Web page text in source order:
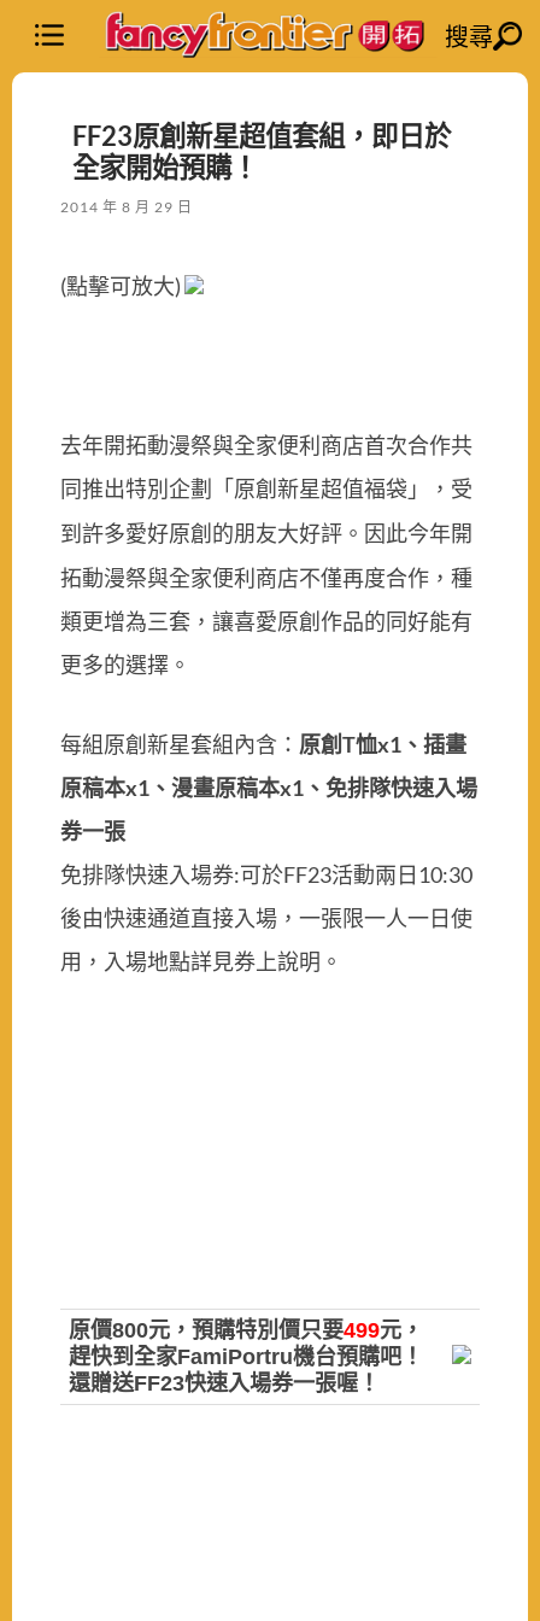
搜尋
FF23原創新星超值套組，即日於
全家開始預購！
2014 年 8 月 29 日
(點擊可放大)
去年開拓動漫祭與全家便利商店首次合作共
同推出特別企劃
「原創新星超值福袋」，受
到許多愛好原創的朋友大好評。因此今年開
拓動漫祭與全家便利商店不僅再度合作，種
類更增為三套，讓喜愛原創作品的同好能有
更多的選擇。
每組原創新星套組內含： 原創T恤x1、插畫
原稿本x1、漫畫原稿本x1、免排隊快速入場
券一張
免排隊快速入場券:可於FF23活動兩日10:30
後由快速通道直接入場，一張限一人一日使
用，入場地點詳見券上說明。
原價800元，預購特別價只要499元，
趕快到全家FamiPortru機台預購吧！
還贈送FF23快速入場券一張喔！